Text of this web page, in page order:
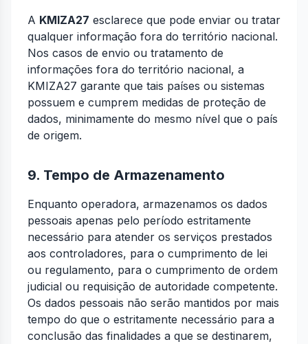
A KMIZA27 esclarece que pode enviar ou tratar
qualquer informação fora do território nacional.
Nos casos de envio ou tratamento de
informações fora do território nacional, a
KMIZA27 garante que tais países ou sistemas
possuem e cumprem medidas de proteção de
dados, minimamente do mesmo nível que o país
de origem.
9. Tempo de Armazenamento
Enquanto operadora, armazenamos os dados
pessoais apenas pelo período estritamente
necessário para atender os serviços prestados
aos controladores, para o cumprimento de lei
ou regulamento, para o cumprimento de ordem
judicial ou requisição de autoridade competente.
Os dados pessoais não serão mantidos por mais
tempo do que o estritamente necessário para a
conclusão das finalidades a que se destinarem,